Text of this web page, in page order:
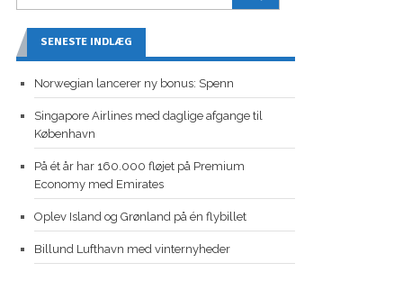
SENESTE INDLÆG
Norwegian lancerer ny bonus: Spenn
Singapore Airlines med daglige afgange til
København
På ét år har 160.000 fløjet på Premium
Economy med Emirates
Oplev Island og Grønland på én flybillet
Billund Lufthavn med vinternyheder